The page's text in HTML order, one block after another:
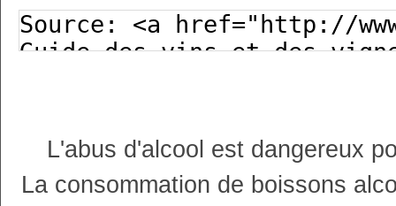
L'abus d'alcool est dangereux
La consommation de boissons